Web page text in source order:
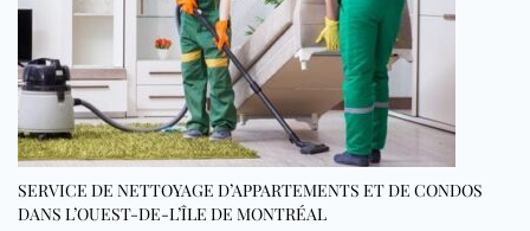
SERVICE DE NETTOYAGE D’APPARTEMENTS ET DE CONDOS
DANS L’OUEST-DE-L’ÎLE DE MONTRÉAL